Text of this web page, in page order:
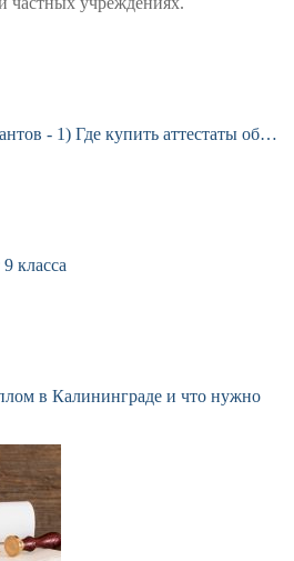
- 1) Где купить аттестаты об…
класса
в Калининграде и что нужно